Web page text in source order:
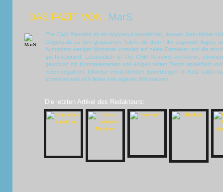
DAS FAZIT VON: MarS
The Child Remains ist ein Mystery-Horrorthriller, dessen Geschichte
Gegensatz zu den grausamen Taten, die dem Film zugrunde liegen,
Ausnahme weniger Momente komplett auf seine Darsteller und die
gut funktioniert. Letztendlich ist The Child Remains ein kleiner,
geschickt mit Horrorelementen und einigen netten Twists anreichert
vielen negativen, teilweise vernichtenden Bewertungen im Netz sollte
schenken und sich lieber sein eigenes Bild machen.
Die letzten Artikel des Redakteurs: